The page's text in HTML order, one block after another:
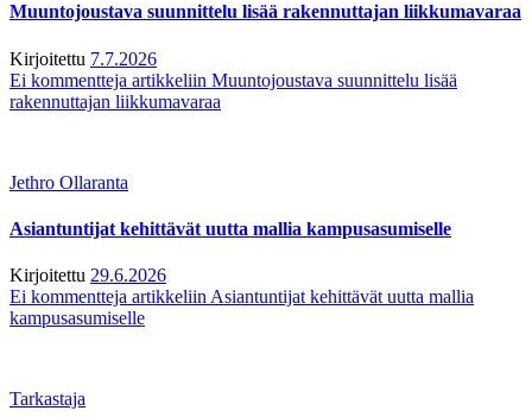
Muuntojoustava suunnittelu lisää rakennuttajan liikkumavaraa
Kirjoitettu 7.7.2026
Ei kommentteja artikkeliin Muuntojoustava suunnittelu lisää
rakennuttajan liikkumavaraa
Jethro Ollaranta
Asiantuntijat kehittävät uutta mallia kampusasumiselle
Kirjoitettu 29.6.2026
Ei kommentteja artikkeliin Asiantuntijat kehittävät uutta mallia
kampusasumiselle
Tarkastaja